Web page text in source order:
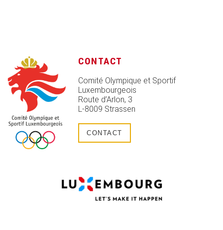
CONTACT
Comité Olympique et Sportif
Luxembourgeois
Route d’Arlon, 3
L-8009 Strassen
CONTACT